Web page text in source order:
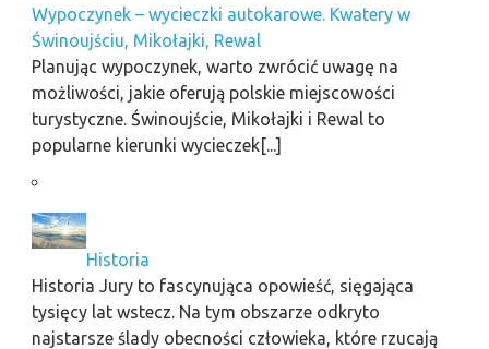
Wypoczynek – wycieczki autokarowe. Kwatery w
Świnoujściu, Mikołajki, Rewal
Planując wypoczynek, warto zwrócić uwagę na
możliwości, jakie oferują polskie miejscowości
turystyczne. Świnoujście, Mikołajki i Rewal to
popularne kierunki wycieczek[...]
Historia
Historia Jury to fascynująca opowieść, sięgająca
tysięcy lat wstecz. Na tym obszarze odkryto
najstarsze ślady obecności człowieka, które rzucają